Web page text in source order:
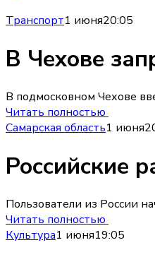
Транспорт1 июня20:05
В Чехове
В подмосковном Чехове
Читать полностью
Самарская область1 июня
Российские
Пользователи из России
Читать полностью
Культура1 июня19:05